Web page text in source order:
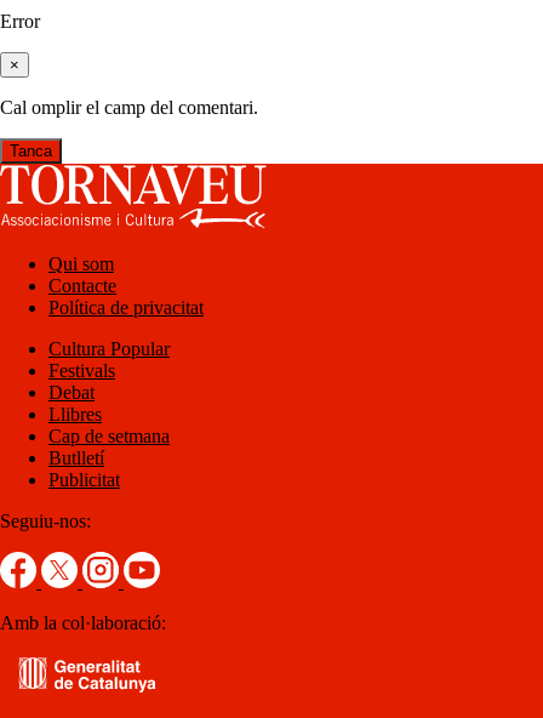
Error
×
Cal omplir el camp del comentari.
Tanca
Qui som
Contacte
Política de privacitat
Cultura Popular
Festivals
Debat
Llibres
Cap de setmana
Butlletí
Publicitat
Seguiu-nos:
Amb la col·laboració: